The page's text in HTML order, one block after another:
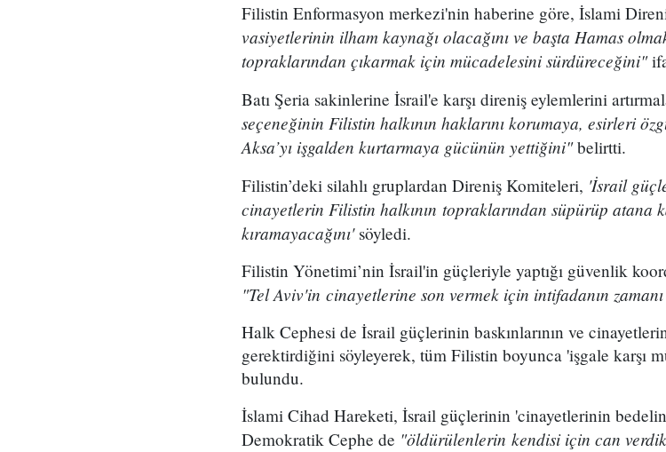
Filistin Enformasyon merkezi'nin haberine göre, İslami
vasiyetlerinin ilham kaynağı olacağını ve başta Hamas
topraklarından çıkarmak için mücadelesini sürdüreceğini"
Batı Şeria sakinlerine İsrail'e karşı direniş eylemlerini
seçeneğinin Filistin halkının haklarını korumaya, esirleri
Aksa’yı işgalden kurtarmaya gücünün yettiğini"belirtti.
Filistin’deki silahlı gruplardan Direniş Komiteleri, 'İsrail
cinayetlerin Filistin halkının topraklarından süpürüp atana
kıramayacağını'söyledi.
Filistin Yönetimi’nin İsrail'in güçleriyle yaptığı güvenlik
"Tel Aviv'in cinayetlerine son vermek için intifadanın
Halk Cephesi de İsrail güçlerinin baskınlarının ve
gerektirdiğini söyleyerek, tüm Filistin boyunca 'işgale karşı
bulundu.
İslami Cihad Hareketi, İsrail güçlerinin 'cinayetlerinin
Demokratik Cephe de "öldürülenlerin kendisi için can